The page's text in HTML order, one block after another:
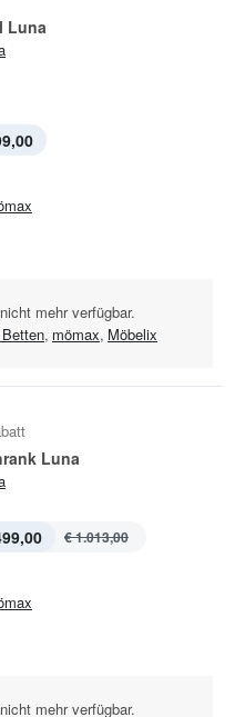
Luna
mehr verfügbar.
, mömax, Möbelix
Luna
€ 1.013,00
mehr verfügbar.